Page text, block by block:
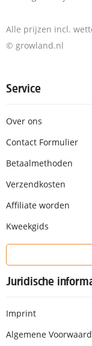
Alle prijzen incl.
© growland.nl
Service
Over ons
Contact Formulier
Betaalmethoden
Verzendkosten
Affiliate worden
Kweekgids
Juridische
Imprint
Algemene